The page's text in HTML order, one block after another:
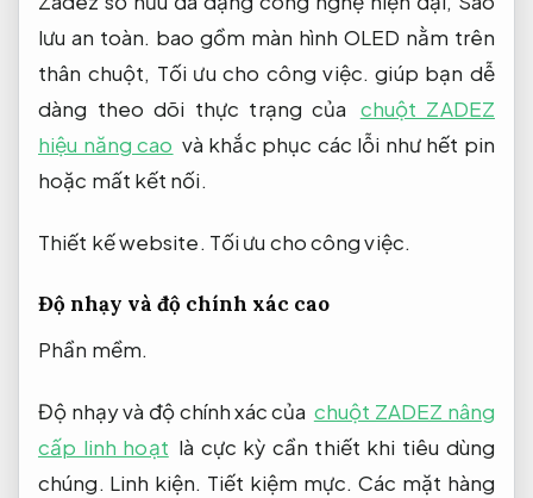
lưu an toàn. bao gồm màn hình OLED nằm trên
thân chuột, Tối ưu cho công việc. giúp bạn dễ
dàng theo dõi thực trạng của chuột ZADEZ
hiệu năng cao và khắc phục các lỗi như hết pin
hoặc mất kết nối.
Thiết kế website. Tối ưu cho công việc.
Độ nhạy và độ chính xác cao
Phần mềm.
Độ nhạy và độ chính xác của chuột ZADEZ nâng
cấp linh hoạt là cực kỳ cần thiết khi tiêu dùng
chúng. Linh kiện. Tiết kiệm mực. Các mặt hàng